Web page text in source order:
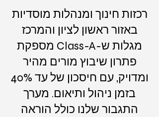
רכזות חינוך ומנהלות מוסדיות
באזור ראשון לציון והמרכז
מגלות ש-Class-A מספקת
פתרון שיבוץ מורים מהיר
ומדויק, עם חיסכון של עד 40%
בזמן ניהול ותיאום. מערך
התגבור שלנו כולל הוראה